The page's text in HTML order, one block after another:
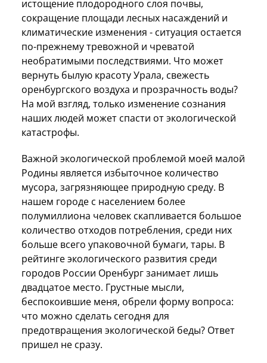
истощение плодородного слоя почвы,
сокращение площади лесных насаждений и
климатические изменения - ситуация остается
по-прежнему тревожной и чреватой
необратимыми последствиями. Что может
вернуть былую красоту Урала, свежесть
оренбургского воздуха и прозрачность воды?
На мой взгляд, только изменение сознания
наших людей может спасти от экологической
катастрофы.
Важной экологической проблемой моей малой
Родины является избыточное количество
мусора, загрязняющее природную среду. В
нашем городе с населением более
полумиллиона человек скапливается большое
количество отходов потребления, среди них
больше всего упаковочной бумаги, тары. В
рейтинге экологического развития среди
городов России Оренбург занимает лишь
двадцатое место. Грустные мысли,
беспокоившие меня, обрели форму вопроса:
что можно сделать сегодня для
предотвращения экологической беды? Ответ
пришел не сразу.